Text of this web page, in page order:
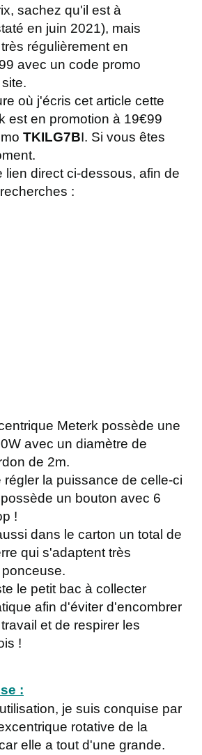
sachez qu'il est à
en juin 2021), mais
régulièrement en
avec un code promo
où j'écris cet article cette
est en promotion à 19€99
TKILG7BI. Si vous êtes
lien direct ci-dessous, afin de
:
Meterk possède une
avec un diamètre de
de 2m.
régler la puissance de celle-ci
un bouton avec 6
!
dans le carton un total de
qui s'adaptent très
le petit bac à collecter
afin d'éviter d'encombrer
et de respirer les
!
:
je suis conquise par
rotative de la
elle a tout d'une grande.